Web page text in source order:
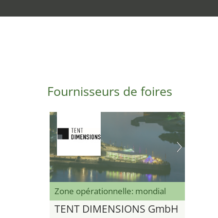
Fournisseurs de foires
Zone opérationnelle: mondial
TENT DIMENSIONS GmbH